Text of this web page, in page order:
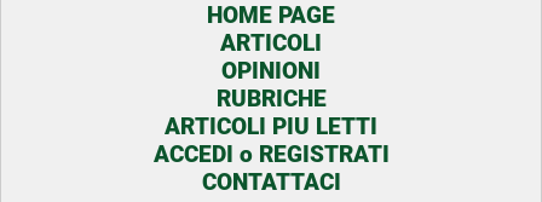
HOME PAGE
ARTICOLI
OPINIONI
RUBRICHE
ARTICOLI PIU LETTI
ACCEDI o REGISTRATI
CONTATTACI